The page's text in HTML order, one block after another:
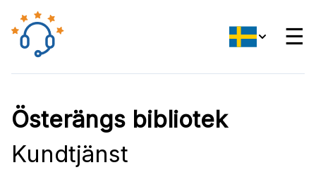
☰
Österängs bibliotek
Kundtjänst